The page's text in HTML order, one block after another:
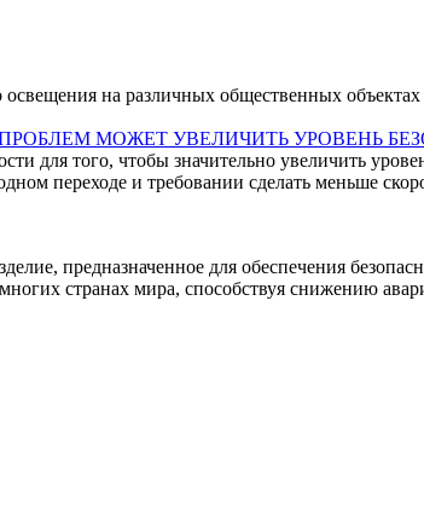
освещения на различных общественных
МОЖЕТ УВЕЛИЧИТЬ УРОВЕНЬ
для того, чтобы значительно увеличить
переходе и требовании сделать меньше
предназначенное для обеспечения
странах мира, способствуя снижению